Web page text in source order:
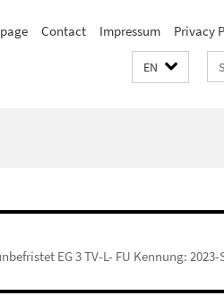
Contact Impressum Privacy
EN
EG 3 TV-L- FU Kennung: 2023-